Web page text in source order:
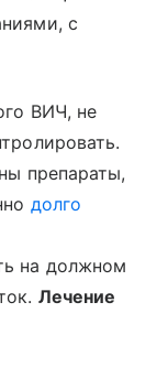
с
ВИЧ, не
препараты,
долго
на должном
Лечение